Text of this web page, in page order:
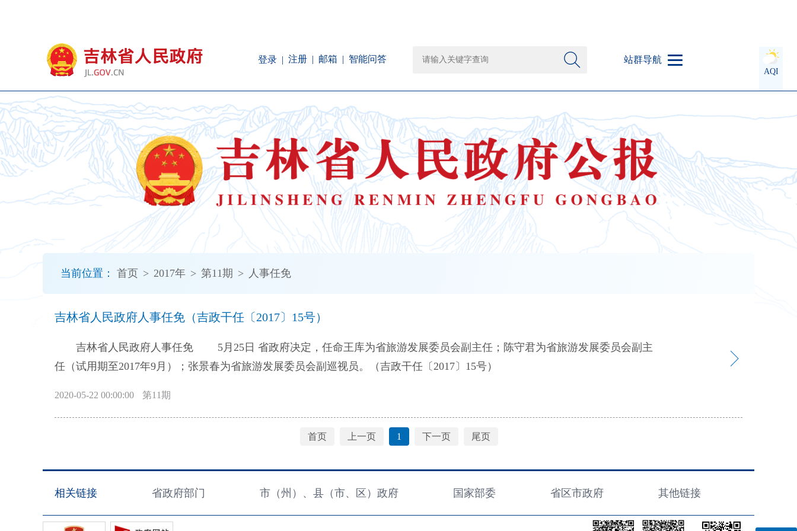
登录 注册 邮箱 智能问答 站群导航
AQI
当前位置： 首页 > 2017年 > 第11期 > 人事任免
吉林省人民政府人事任免（吉政干任〔2017〕15号）
吉林省人民政府人事任免 5月25日 省政府决定，任命王库为省旅游发展委员会副主任；陈守君为省旅游发展委员会副主
任（试用期至2017年9月）；张景春为省旅游发展委员会副巡视员。（吉政干任〔2017〕15号）
2020-05-22 00:00:00 第11期
首页 上一页 1 下一页 尾页
相关链接 省政府部门 市（州）、县（市、区）政府 国家部委 省区市政府 其他链接
障
碍
说
明
页
面,
按
加